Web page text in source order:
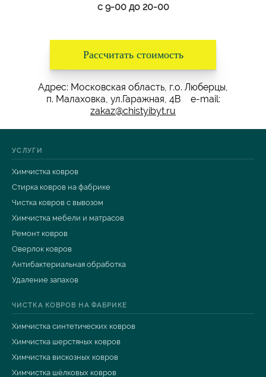
с 9-00 до 20-00
Рассчитать стоимость
Адрес: Московская область, г.о. Люберцы,
п. Малаховка, ул.Гаражная, 4В e-mail:
zakaz@chistyibyt.ru
УСЛУГИ
Химчистка ковров
Стирка ковров на фабрике
Чистка ковров с вывозом
Химчистка мебели и матрасов
Ремонт ковров
Оверлок ковров
Антибактериальная обработка
Удаление запахов
ЧИСТКА КОВРОВ НА ФАБРИКЕ
Химчистка синтетических ковров
Химчистка шерстяных ковров
Химчистка вискозных ковров
Химчистка шёлковых ковров